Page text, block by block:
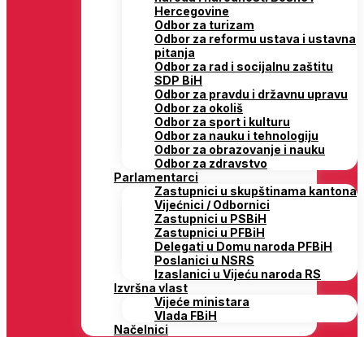
Hercegovine
Odbor za turizam
Odbor za reformu ustava i ustavna
pitanja
Odbor za rad i socijalnu zaštitu
SDP BiH
Odbor za pravdu i državnu upravu
Odbor za okoliš
Odbor za sport i kulturu
Odbor za nauku i tehnologiju
Odbor za obrazovanje i nauku
Odbor za zdravstvo
Parlamentarci
Zastupnici u skupštinama kantona
Vijećnici / Odbornici
Zastupnici u PSBiH
Zastupnici u PFBiH
Delegati u Domu naroda PFBiH
Poslanici u NSRS
Izaslanici u Vijeću naroda RS
Izvršna vlast
Vijeće ministara
Vlada FBiH
Načelnici